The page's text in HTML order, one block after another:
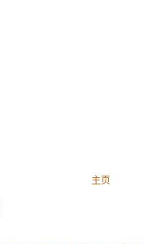
主页